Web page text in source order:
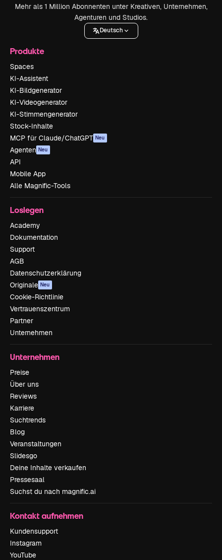
Mehr als 1 Million Abonnenten unter Kreativen, Unternehmen,
Agenturen und Studios.
Deutsch
Produkte
Spaces
KI-Assistent
KI-Bildgenerator
KI-Videogenerator
KI-Stimmengenerator
Stock-Inhalte
MCP für Claude/ChatGPT Neu
Agenten Neu
API
Mobile App
Alle Magnific-Tools
Loslegen
Academy
Dokumentation
Support
AGB
Datenschutzerklärung
Originale Neu
Cookie-Richtlinie
Vertrauenszentrum
Partner
Unternehmen
Unternehmen
Preise
Über uns
Reviews
Karriere
Suchtrends
Blog
Veranstaltungen
Slidesgo
Deine Inhalte verkaufen
Pressesaal
Suchst du nach magnific.ai
Kontakt aufnehmen
Kundensupport
Instagram
YouTube